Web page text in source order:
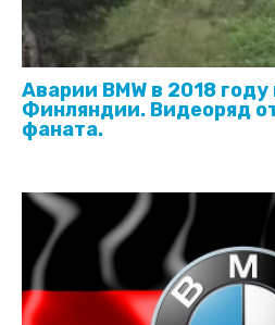
Аварии BMW в 2018 году
Финляндии. Видеоряд
фаната.